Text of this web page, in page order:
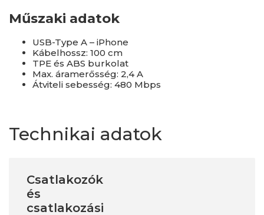
Műszaki adatok
USB-Type A – iPhone
Kábelhossz: 100 cm
TPE és ABS burkolat
Max. áramerősség: 2,4 A
Átviteli sebesség: 480 Mbps
Technikai adatok
Csatlakozók
és
csatlakozási